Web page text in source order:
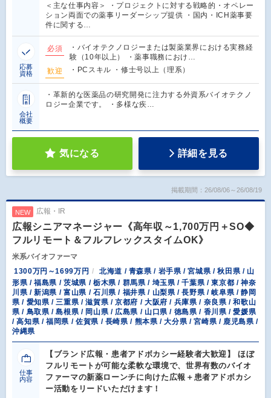
＜主な仕事内容＞ ・プロジェクトに対する戦略的・オペレー
ション両面での薬事リーダーシップ提供 ・国内・ICH薬事要
件に関する…
応募
資格
必須
・バイオテクノロジーまたは製薬業界における実務経
験（10年以上） ・薬事職務におけ…
歓迎
・PCスキル ・修士号以上（理系）
会社
概要
・革新的な医薬品の研究開発に注力する外資系バイオテクノ
ロジー企業です。 ・多様な疾…
気になる 詳細を見る
掲載期間：26/08/06～26/08/19
NEW 広報・IR
広報シニアマネージャー《高年収～1,700万円＋SO◆
フルリモート＆フルフレックスタイムOK》
米系バイオファーマ
1300万円～1699万円
北海道 / 青森県 / 岩手県 / 宮城県 / 秋田県 / 山
形県 / 福島県 / 茨城県 / 栃木県 / 群馬県 / 埼玉県 / 千葉県 / 東京都 / 神奈
川県 / 新潟県 / 富山県 / 石川県 / 福井県 / 山梨県 / 長野県 / 岐阜県 / 静岡
県 / 愛知県 / 三重県 / 滋賀県 / 京都府 / 大阪府 / 兵庫県 / 奈良県 / 和歌山
県 / 鳥取県 / 島根県 / 岡山県 / 広島県 / 山口県 / 徳島県 / 香川県 / 愛媛県
/ 高知県 / 福岡県 / 佐賀県 / 長崎県 / 熊本県 / 大分県 / 宮崎県 / 鹿児島県 /
沖縄県
仕事
内容
【ブランド広報・患者アドボカシー経験者大歓迎】 ほぼ
フルリモートが可能な柔軟な環境で、世界有数のバイオ
ファーマの新薬ローンチに向けた広報＋患者アドボカシ
ー活動をリードいただけます！